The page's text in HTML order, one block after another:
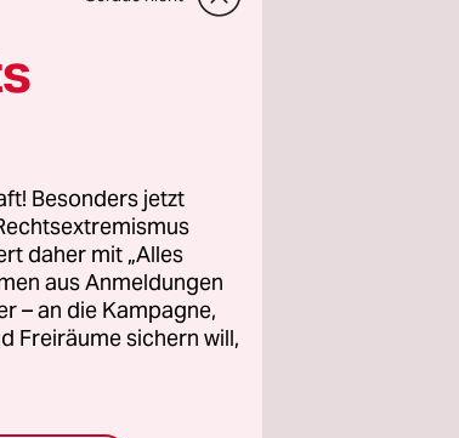
Besonders jetzt
daher mit „Alles
aus Anmeldungen
– an die Kampagne,
Freiräume sichern will,